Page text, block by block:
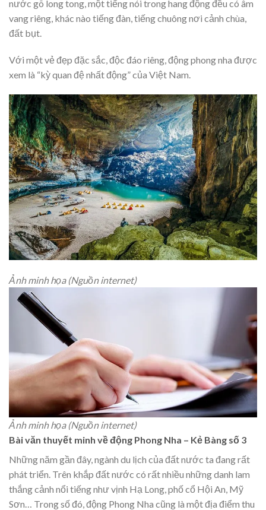
nước gõ long tong, một tiếng nói trong hang động đều có âm
vang riêng, khác nào tiếng đàn, tiếng chuông nơi cảnh chùa,
đất bụt.
Với một vẻ đẹp đặc sắc, độc đáo riêng, động phong nha được
xem là “kỳ quan đệ nhất động” của Việt Nam.
Ảnh minh họa (Nguồn internet)
Ảnh minh họa (Nguồn internet)
Bài văn thuyết minh về động Phong Nha – Kẻ Bàng số 3
Những năm gần đây, ngành du lịch của đất nước ta đang rất
phát triển. Trên khắp đất nước có rất nhiều những danh lam
thắng cảnh nổi tiếng như vịnh Hạ Long, phố cổ Hội An, Mỹ
Sơn… Trong số đó, động Phong Nha cũng là một địa điểm thu